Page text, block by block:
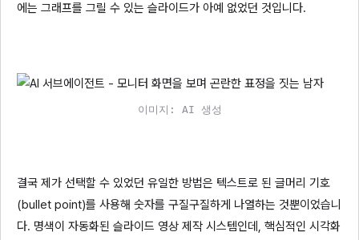
에는 그래프를 그릴 수 있는 슬라이드가 아예 없었던 것입니다.
이미지: AI 생성
결국 제가 선택할 수 있었던 유일한 방법은 텍스트로 된 글머리 기호
(bullet point)를 사용해 숫자를 구질구질하게 나열하는 것뿐이었습니
다. 명색이 자동화된 슬라이드 영상 제작 시스템인데, 핵심적인 시각화